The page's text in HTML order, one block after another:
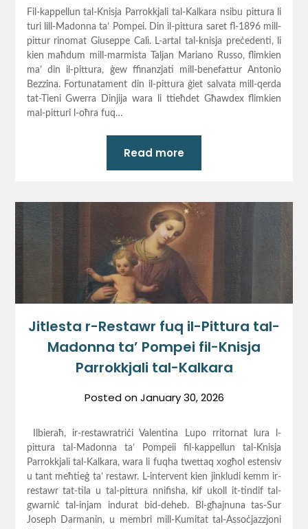
Fil-kappellun tal-Knisja Parrokkjali tal-Kalkara nsibu pittura li
turi lill-Madonna ta’ Pompei. Din il-pittura saret fl-1896 mill-
pittur rinomat Giuseppe Calì. L-artal tal-knisja preċedenti, li
kien maħdum mill-marmista Taljan Mariano Russo, flimkien
ma’ din il-pittura, ġew ffinanzjati mill-benefattur Antonio
Bezzina. Fortunatament din il-pittura ġiet salvata mill-qerda
tat-Tieni Gwerra Dinjija wara li ttieħdet Għawdex flimkien
mal-pitturi l-oħra fuq…
Read more
Jitlesta r-Restawr fuq il-Pittura tal-
Madonna ta’ Pompei fil-Knisja
Parrokkjali tal-Kalkara
Posted onJanuary 30, 2026
Ilbieraħ, ir-restawratriċi Valentina Lupo rritornat lura l-
pittura tal-Madonna ta’ Pompeii fil-kappellun tal-Knisja
Parrokkjali tal-Kalkara, wara li fuqha twettaq xogħol estensiv
u tant meħtieġ ta’ restawr. L-intervent kien jinkludi kemm ir-
restawr tat-tila u tal-pittura nnifisha, kif ukoll it-tindif tal-
gwarniċ tal-injam indurat bid-deheb. Bl-għajnuna tas-Sur
Joseph Darmanin, u membri mill-Kumitat tal-Assoċjazzjoni